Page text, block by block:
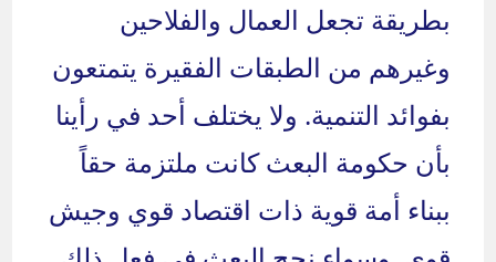
بطريقة تجعل العمال والفلاحين
وغيرهم من الطبقات الفقيرة يتمتعون
بفوائد التنمية. ولا يختلف أحد في رأينا
بأن حكومة البعث كانت ملتزمة حقاً
ببناء أمة قوية ذات اقتصاد قوي وجيش